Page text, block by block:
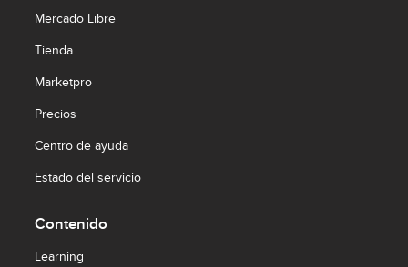
Mercado Libre
Tienda
Marketpro
Precios
Centro de ayuda
Estado del servicio
Contenido
Learning